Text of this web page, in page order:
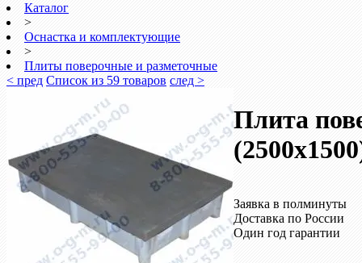
Каталог
>
Оснастка и комплектующие
>
Плиты поверочные и разметочные
< пред Список из 59 товаров след >
Плита
Заявка в полминуты
Доставка по России
Один год гарантии